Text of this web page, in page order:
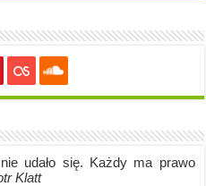
udało się. Każdy ma prawo
Klatt